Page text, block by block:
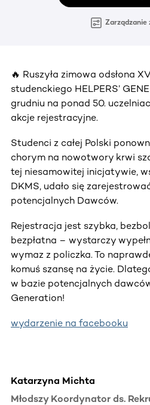
Zarządzanie
🔥 Ruszyła zimowa odsłona
studenckiego HELPERS’
grudniu na ponad 50.
akcje rejestracyjne.
Studenci z całej Polski
chorym na nowotwory krwi
tej niesamowitej inicjatywie,
DKMS, udało się
potencjalnych Dawców.
Rejestracja jest szybka,
bezpłatna – wystarczy
wymaz z policzka. To
komuś szansę na życie.
w bazie potencjalnych
Generation!
wydarzenie na facebooku
Katarzyna Michta
Młodszy Koordynator ds.